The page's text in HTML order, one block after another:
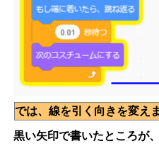
では、線を引く向きを変え
黒い矢印で書いたところが